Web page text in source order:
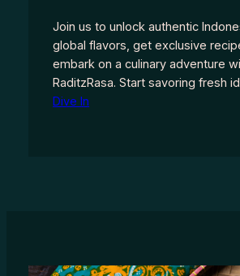
Join us to unlock authentic
global flavors, get exclusive
embark on a culinary adventure
RaditzRasa. Start savoring fresh
Dive In